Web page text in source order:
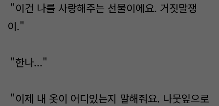
"이건 나를 사랑해주는 선물이에요. 거짓말쟁
이."
"한나..."
"이제 내 옷이 어디있는지 말해줘요. 나뭇잎으로